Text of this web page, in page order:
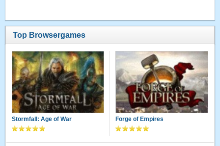
Top Browsergames
Stormfall: Age of War Forge of Empires